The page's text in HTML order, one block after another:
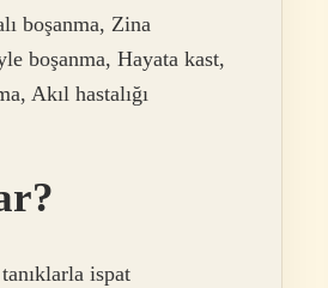
boşanma, Zina
boşanma, Hayata kast,
Akıl hastalığı
ispat